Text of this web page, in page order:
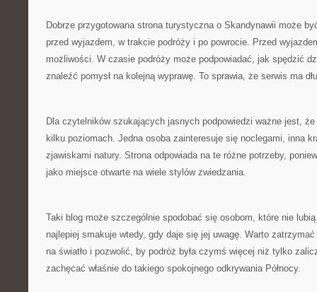
Dobrze przygotowana strona turystyczna o Skandynawii może
przed wyjazdem, w trakcie podróży i po powrocie. Przed
możliwości. W czasie podróży może podpowiadać, jak spędzić
znaleźć pomysł na kolejną wyprawę. To sprawia, że serwis ma
Dla czytelników szukających jasnych podpowiedzi ważne jest,
kilku poziomach. Jedna osoba zainteresuje się noclegami, inna
zjawiskami natury. Strona odpowiada na te różne potrzeby,
jako miejsce otwarte na wiele stylów zwiedzania.
Taki blog może szczególnie spodobać się osobom, które nie
najlepiej smakuje wtedy, gdy daje się jej uwagę. Warto
na światło i pozwolić, by podróż była czymś więcej niż tylko
zachęcać właśnie do takiego spokojnego odkrywania Północy.